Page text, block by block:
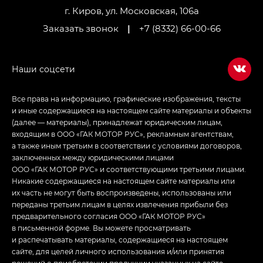
Джи Ти — GT, Джи Икс — GX,
LOUNGE
Джи Эс — GS, Джи Эль с элементы экстерьера
г. Киров, ул. Московская, 106а
Заказать звонок
| +7 (8332) 66-00-66
Все права на информацию, графические изображения, тексты
и иные содержащиеся на настоящем сайте материалы и объекты
(далее — материалы), принадлежат юридическим лицам,
входящим в ООО «ГАК МОТОР РУС», рекламным агентствам,
а также иным третьим в соответствии с условиями договоров,
заключенных между юридическими лицами
ООО «ГАК МОТОР РУС» и соответствующими третьими лицами.
Никакие содержащиеся на настоящем сайте материалы или
их часть не могут быть воспроизведены, использованы или
переданы третьим лицам в целях извлечения прибыли без
предварительного согласия ООО «ГАК МОТОР РУС»
в письменной форме. Вы можете просматривать
и распечатывать материалы, содержащиеся на настоящем
сайте, для целей личного использования и/или принятия